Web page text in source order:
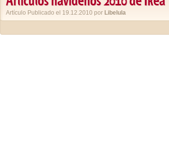
Artículo Publicado el 19.12.2010 por Libelula